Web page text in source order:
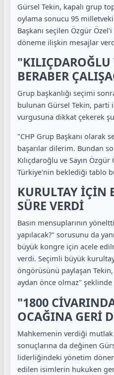
Gürsel Tekin, kapalı grup
oylama sonucu 95
Başkanı seçilen Özgür
döneme ilişkin mesajlar
"KILIÇDAROĞLU
BERABER
Grup başkanlığı seçimi
bulunan Gürsel Tekin,
vurgusuna dikkat çekerek
"CHP Grup Başkanı olarak
başarılar dilerim. Bundan
Kılıçdaroğlu ve Sayın
Türkiye'nin beklediği tablo
KURULTAY İÇİN
SÜRE VERDİ
Basın mensuplarının
yapılacak?" sorusunu da
büyük kongre için acele
verdi. Seçimli büyük
öngörüsünü paylaşan
aydan önce olmaz"
"1800
OCAĞINA GERİ
Mahkemenin verdiği mutlak
sonuçlarına da değinen
liderliğindeki yönetim
edilen isimlerin hukuken